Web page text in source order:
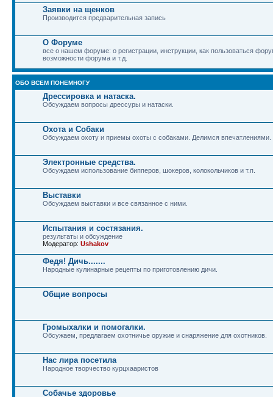
Заявки на щенков
Производится предварительная запись
О Форуме
все о нашем форуме: о регистрации, инструкции, как пользоваться
возможности форума и т.д.
ОБО ВСЕМ ПОНЕМНОГУ
Дрессировка и натаска.
Обсуждаем вопросы дрессуры и натаски.
Охота и Собаки
Обсуждаем охоту и приемы охоты с собаками. Делимся впечатлениями.
Электронные средства.
Обсуждаем использование бипперов, шокеров, колокольчиков и т.п.
Выставки
Обсуждаем выставки и все связанное с ними.
Испытания и состязания.
результаты и обсуждение
Модератор: Ushakov
Федя! Дичь.......
Народные кулинарные рецепты по приготовлению дичи.
Общие вопросы
Громыхалки и помогалки.
Обсужаем, предлагаем охотничье оружие и снаряжение для охотников.
Нас лира посетила
Народное творчество курцхааристов
Собачье здоровье